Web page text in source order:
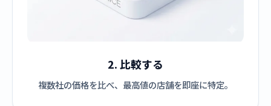
2. 比較する
複数社の価格を比べ、最高値の店舗を即座に特定。